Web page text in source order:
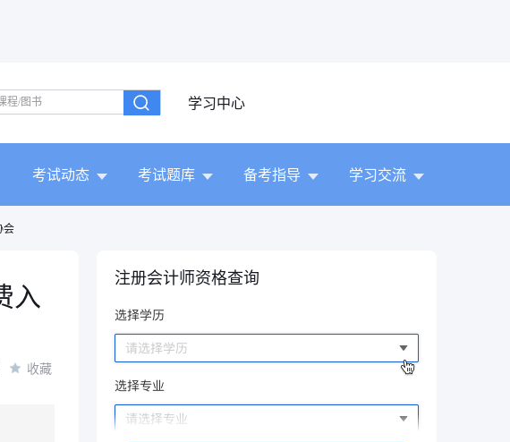
学习中心
考试动态 考试题库 备考指导 学习交流
会
入
收藏
注册会计师资格查询